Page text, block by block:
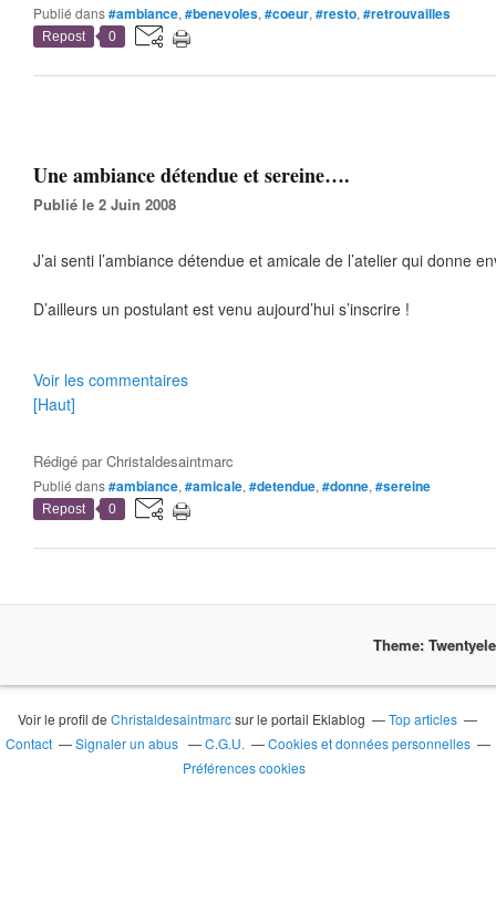
Publié dans#ambiance, #benevoles, #coeur, #resto, #retrouvailles
Repost 0
Une ambiance détendue et sereine….
Publié le 2 Juin 2008
J’ai senti l’ambiance détendue et amicale de l’atelier qui donne
D’ailleurs un postulant est venu aujourd’hui s’inscrire !
Voir les commentaires
[Haut]
Rédigé parChristaldesaintmarc
Publié dans#ambiance, #amicale, #detendue, #donne, #sereine
Repost 0
Theme:
Voir le profil deChristaldesaintmarcsur le portail Eklablog
Top articles
Contact
Signaler un abus C.G.U.
Cookies et données personnelles
Préférences cookies